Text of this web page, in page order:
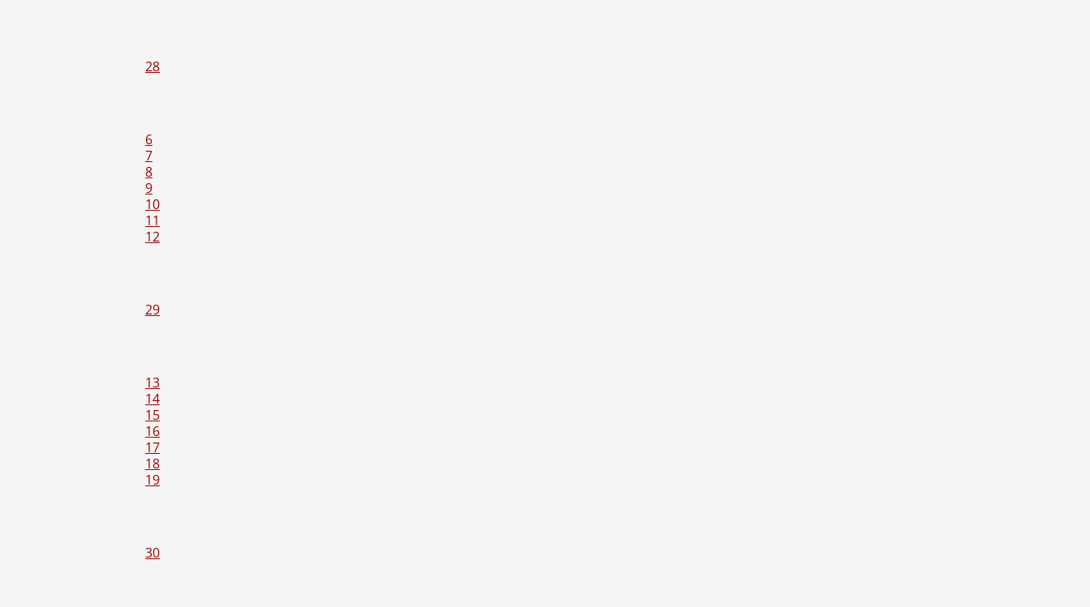
28
6
7
8
9
10
11
12
29
13
14
15
16
17
18
19
30